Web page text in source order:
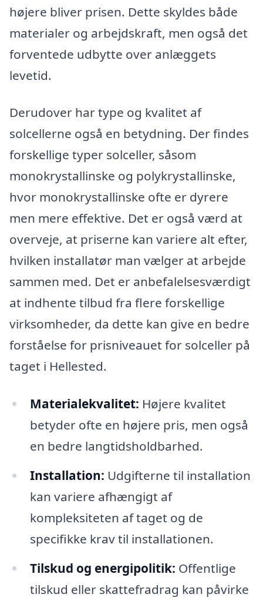
højere bliver prisen. Dette skyldes både
materialer og arbejdskraft, men også det
forventede udbytte over anlæggets
levetid.
Derudover har type og kvalitet af
solcellerne også en betydning. Der findes
forskellige typer solceller, såsom
monokrystallinske og polykrystallinske,
hvor monokrystallinske ofte er dyrere
men mere effektive. Det er også værd at
overveje, at priserne kan variere alt efter,
hvilken installatør man vælger at arbejde
sammen med. Det er anbefalelsesværdigt
at indhente tilbud fra flere forskellige
virksomheder, da dette kan give en bedre
forståelse for prisniveauet for solceller på
taget i Hellested.
Materialekvalitet: Højere kvalitet
betyder ofte en højere pris, men også
en bedre langtidsholdbarhed.
Installation: Udgifterne til installation
kan variere afhængigt af
kompleksiteten af taget og de
specifikke krav til installationen.
Tilskud og energipolitik: Offentlige
tilskud eller skattefradrag kan påvirke